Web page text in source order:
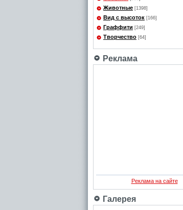
Животные [1398]
Вид с высоток [166]
Граффити [249]
Творчество [64]
Реклама
Реклама на сайте
Галерея